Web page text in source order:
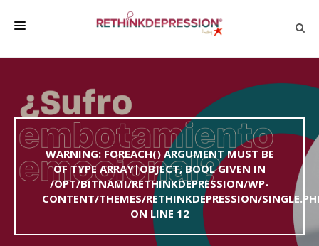
ACERCA DE LA DEPRESIÓN
HABLAR CON LOS DEMÁS
BIENESTAR
FAMILIA Y AMIGOS
DEPRESSÃO SEM RODEIOS
WARNING: FOREACH() ARGUMENT MUST BE
OF TYPE ARRAY|OBJECT, BOOL GIVEN IN
/OPT/BITNAMI/RETHINKDEPRESSION/WP-
CONTENT/THEMES/RETHINKDEPRESSION/
ON LINE 12